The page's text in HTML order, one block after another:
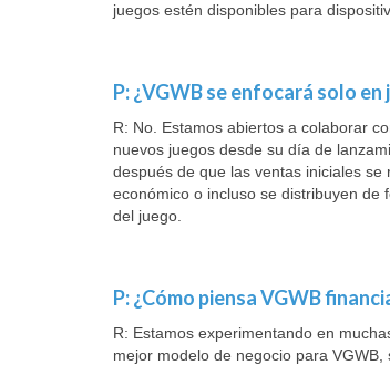
juegos estén disponibles para
P: ¿VGWB se enfocará solo
R: No. Estamos abiertos a colaborar
nuevos juegos desde su día de
después de que las ventas iniciales
económico o incluso se distribuyen
del juego.
P: ¿Cómo piensa VGWB
R: Estamos experimentando en
mejor modelo de negocio para